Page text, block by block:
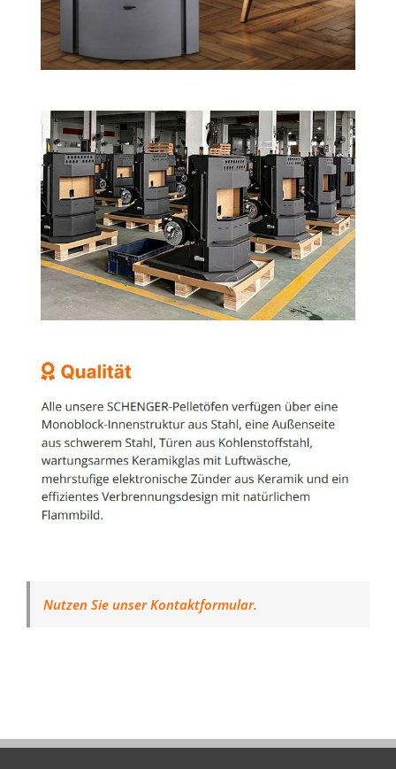
Nutzen Sie unser Kontaktformular.